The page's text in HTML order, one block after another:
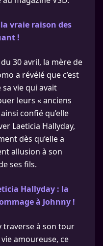
vraie raison des
!
30 avril, la mère de
a révélé que c’est
vie qui avait
leurs « anciens
confié qu’elle
Laeticia Hallyday,
dès qu’elle a
allusion à son
ses fils.
Hallyday : la
à Johnny !
traverse à son tour
amoureuse, ce